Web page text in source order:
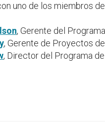
uno de los miembros
, Gerente del
, Gerente de Proyectos
, Director del Programa